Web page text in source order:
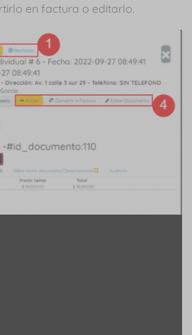
en factura o editarlo.